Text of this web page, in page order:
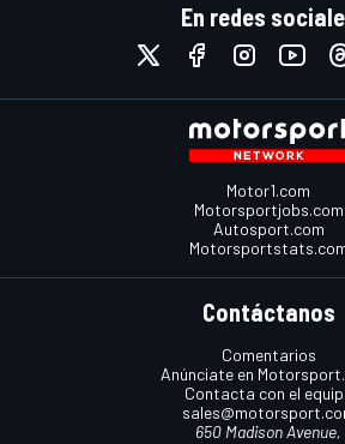
En redes
Motor1.com
Motorsportjobs.com
Autosport.com
Contáctanos
Comentarios
Anúnciate en
Contacta con el
650 Madison Avenue,